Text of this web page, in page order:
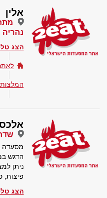
אלין
נהריה
הצג
המלצות
מסעדה
הדגש
ניתן
פיצות,
הצג